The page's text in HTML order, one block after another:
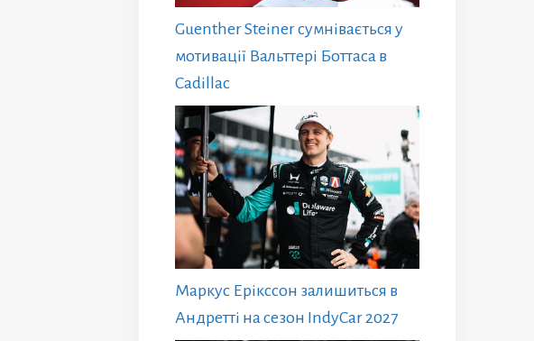
Guenther Steiner сумнівається у
мотивації Вальттері Боттаса в
Cadillac
Маркус Ерікссон залишиться в
Андретті на сезон IndyCar 2027